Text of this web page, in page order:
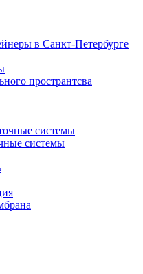
в Санкт-Петербурге
пространтсва
системы
системы